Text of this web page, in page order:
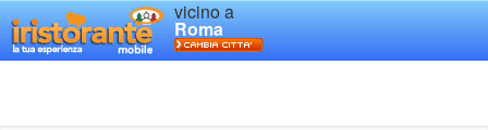
vicino a
Roma